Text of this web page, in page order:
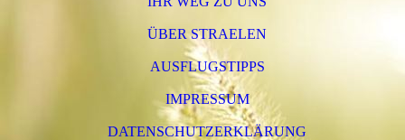
ÜBER STRAELEN
AUSFLUGSTIPPS
IMPRESSUM
DATENSCHUTZERKLÄRUNG